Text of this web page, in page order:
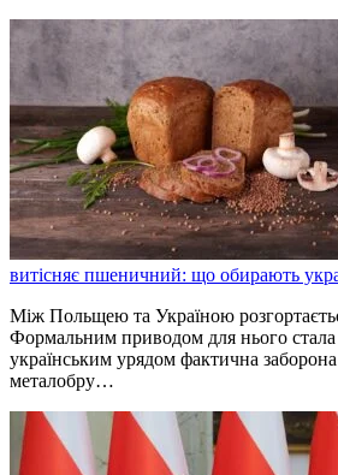
витісняє пшеничний: що обирають
Між Польщею та Україною
Формальним приводом для нього стала
українським урядом фактична
металобру…